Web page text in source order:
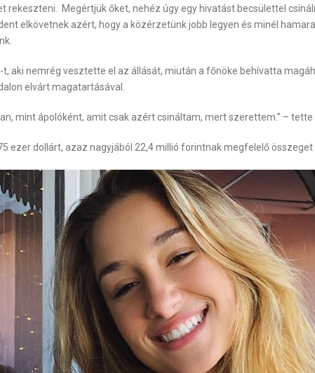
rekeszteni. Megértjük őket, nehéz úgy egy hivatást becsülettel
elkövetnek azért, hogy a közérzetünk jobb legyen és minél
aki nemrég vesztette el az állását, miután a főnöke behívatta
elvárt magatartásával.
mint ápolóként, amit csak azért csináltam, mert szerettem.” – tette
ezer dollárt, azaz nagyjából 22,4 millió forintnak megfelelő összeget